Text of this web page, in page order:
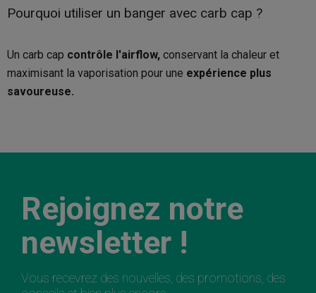
Pourquoi utiliser un banger avec carb cap ?
Un carb cap contrôle l'airflow, conservant la chaleur et
maximisant la vaporisation pour une expérience plus
savoureuse.
Rejoignez notre
newsletter !
Vous recevrez des nouvelles, des promotions, des